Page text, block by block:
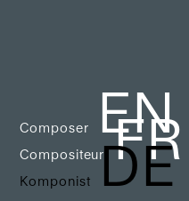
Composer EN
CompositeurFR
Komponist DE